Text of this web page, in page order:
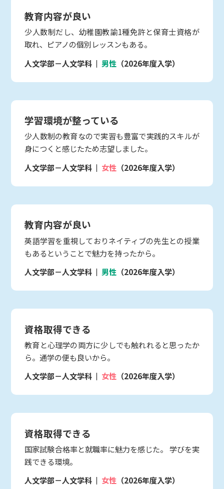
教育内容が良い
少人数制だし、幼稚園教諭1種免許と保育士資格が
取れ、ピアノの個別レッスンもある。
人文学部－人文学科
男性 （2026年度入学）
学習環境が整っている
少人数制の教育なので実習も豊富で実践的スキルが
身につくと感じたため志望しました。
人文学部－人文学科
女性 （2026年度入学）
教育内容が良い
英語学習を重視しておりネイティブの先生との授業
もあるということで魅力を持ったから。
人文学部－人文学科
男性 （2026年度入学）
資格取得できる
教育と心理学の両方に少しでも触れれると思ったか
ら。通学の便も良いから。
人文学部－人文学科
女性 （2026年度入学）
資格取得できる
国家試験合格率と就職率に魅力を感じた。 学びを実
践できる環境。
人文学部－人文学科
女性 （2026年度入学）